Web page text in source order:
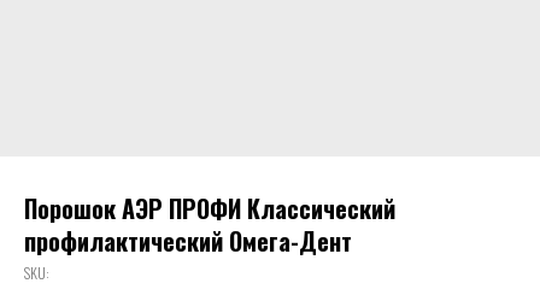
Порошок АЭР ПРОФИ Классический
профилактический Омега-Дент
SKU: